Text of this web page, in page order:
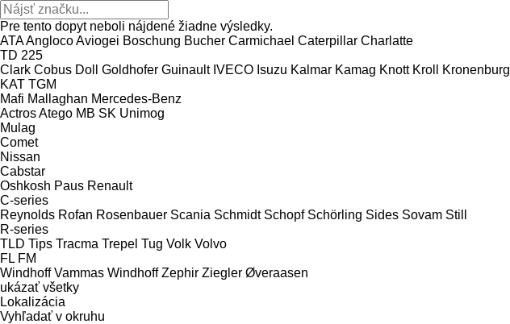
Pre tento dopyt neboli nájdené žiadne výsledky.
ATAAnglocoAviogei Boschung Bucher Carmichael Caterpillar Charlatte
TD 225
Clark Cobus Doll Goldhofer Guinault IVECO Isuzu Kalmar Kamag Knott Kroll Kronenburg
KAT TGM
Mafi Mallaghan Mercedes-Benz
ActrosAtego MB SK Unimog
Mulag
Comet
Nissan
Cabstar
Oshkosh Paus Renault
C-series
Reynolds Rofan Rosenbauer Scania Schmidt Schopf Schörling Sides Sovam Still
R-series
TLD Tips Tracma Trepel Tug Volk Volvo
FL FM
Windhoff Vammas Windhoff Zephir Ziegler Øveraasen
ukázať všetky
Lokalizácia
Vyhľadať v okruhu